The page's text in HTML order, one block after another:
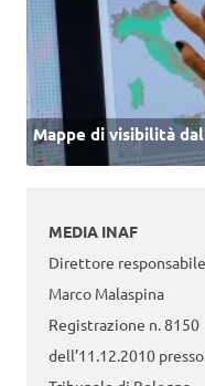
Mappe di visibilità
MEDIA INAF
Direttore
Marco Malaspina
Registrazione n. 8150
dell’11.12.2010